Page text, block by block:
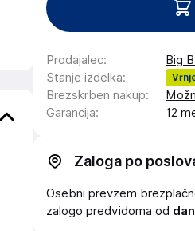
Prodajalec:
Big
Stanje izdelka:
Brezskrben nakup:
Garancija: 12
Zaloga po
Osebni prevzem
zalogo predvidoma od